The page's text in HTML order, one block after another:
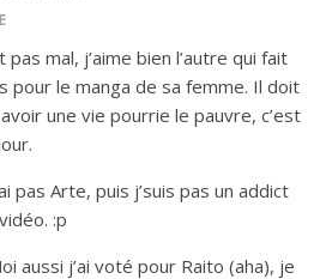
pas mal, j’aime bien l’autre qui fait
pour le manga de sa femme. Il doit
une vie pourrie le pauvre, c’est
pas Arte, puis j’suis pas un addict
:p
aussi j’ai voté pour Raito (aha), je